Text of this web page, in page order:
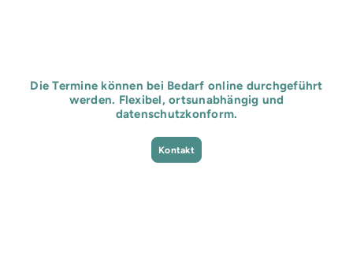
Die Termine können bei Bedarf online durchgeführt
werden. Flexibel, ortsunabhängig und
datenschutzkonform.
Kontakt